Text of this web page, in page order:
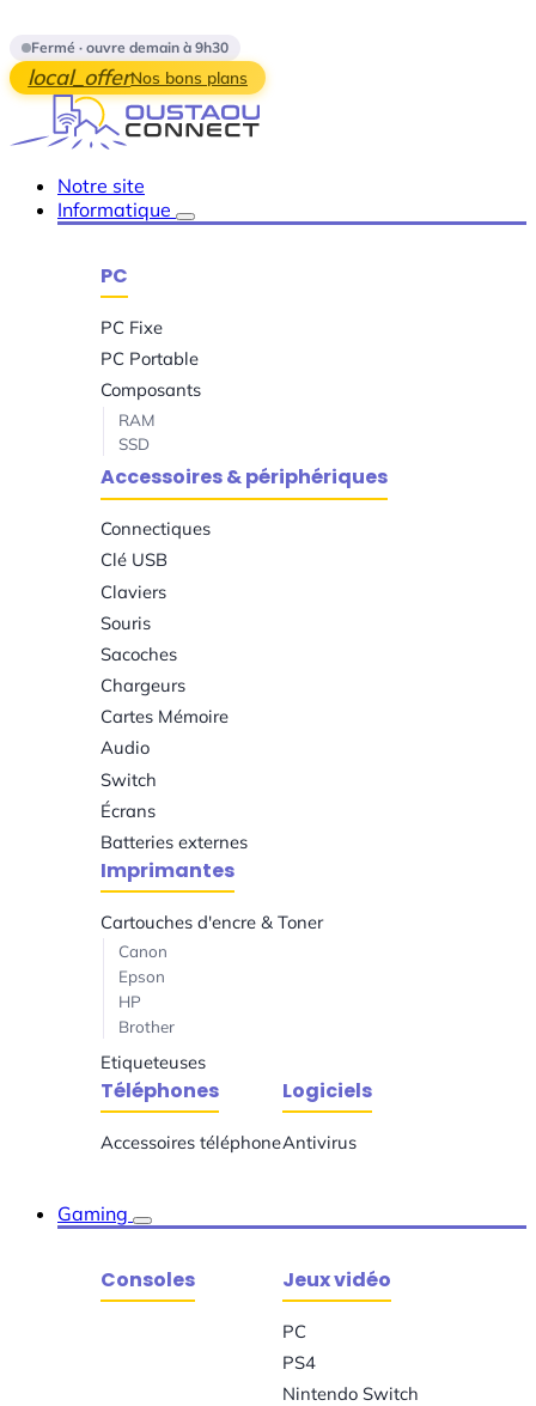
Fermé · ouvre demain à 9h30
local_offerNos bons plans
Notre site
Informatique
PC
PC Fixe
PC Portable
Composants
RAM
SSD
Accessoires & périphériques
Connectiques
Clé USB
Claviers
Souris
Sacoches
Chargeurs
Cartes Mémoire
Audio
Switch
Écrans
Batteries externes
Imprimantes
Cartouches d'encre & Toner
Canon
Epson
HP
Brother
Etiqueteuses
Téléphones
Accessoires téléphone
Logiciels
Antivirus
Gaming
Consoles Jeux vidéo
PC
PS4
Nintendo Switch